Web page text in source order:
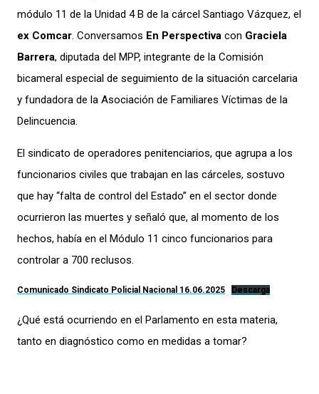
módulo 11 de la Unidad 4 B de la cárcel Santiago Vázquez, el
ex Comcar. Conversamos En Perspectiva con Graciela
Barrera, diputada del MPP, integrante de la Comisión
bicameral especial de seguimiento de la situación carcelaria
y fundadora de la Asociación de Familiares Víctimas de la
Delincuencia.
El sindicato de operadores penitenciarios, que agrupa a los
funcionarios civiles que trabajan en las cárceles, sostuvo
que hay “falta de control del Estado” en el sector donde
ocurrieron las muertes y señaló que, al momento de los
hechos, había en el Módulo 11 cinco funcionarios para
controlar a 700 reclusos.
Comunicado Sindicato Policial Nacional 16.06.2025 Descarga
¿Qué está ocurriendo en el Parlamento en esta materia,
tanto en diagnóstico como en medidas a tomar?